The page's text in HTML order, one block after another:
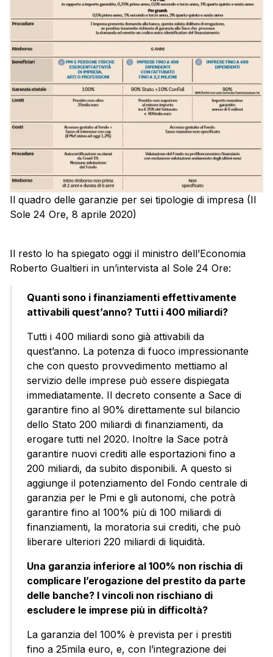
Il quadro delle garanzie per sei tipologie di impresa (Il
Sole 24 Ore, 8 aprile 2020)
Il resto lo ha spiegato oggi il ministro dell’Economia
Roberto Gualtieri in un’intervista al Sole 24 Ore:
Quanti sono i finanziamenti effettivamente
attivabili quest’anno? Tutti i 400 miliardi?
Tutti i 400 miliardi sono già attivabili da
quest’anno. La potenza di fuoco impressionante
che con questo provvedimento mettiamo al
servizio delle imprese può essere dispiegata
immediatamente. Il decreto consente a Sace di
garantire fino al 90% direttamente sul bilancio
dello Stato 200 miliardi di finanziamenti, da
erogare tutti nel 2020. Inoltre la Sace potrà
garantire nuovi crediti alle esportazioni fino a
200 miliardi, da subito disponibili. A questo si
aggiunge il potenziamento del Fondo centrale di
garanzia per le Pmi e gli autonomi, che potrà
garantire fino al 100% più di 100 miliardi di
finanziamenti, la moratoria sui crediti, che può
liberare ulteriori 220 miliardi di liquidità.
Una garanzia inferiore al 100% non rischia di
complicare l’erogazione del prestito da parte
delle banche? I vincoli non rischiano di
escludere le imprese più in difficoltà?
La garanzia del 100% è prevista per i prestiti
fino a 25mila euro, e, con l’integrazione dei